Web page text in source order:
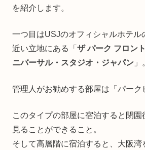
を紹介します。
一つ目はUSJのオフィシャルホテル
近い立地にある「 ザ パーク フロン
ニバーサル・スタジオ・ジャパン 」
管理人がお勧めする部屋は「パーク
このタイプの部屋に宿泊すると閉
見ることができること。
そして高層階に宿泊すると、大阪湾